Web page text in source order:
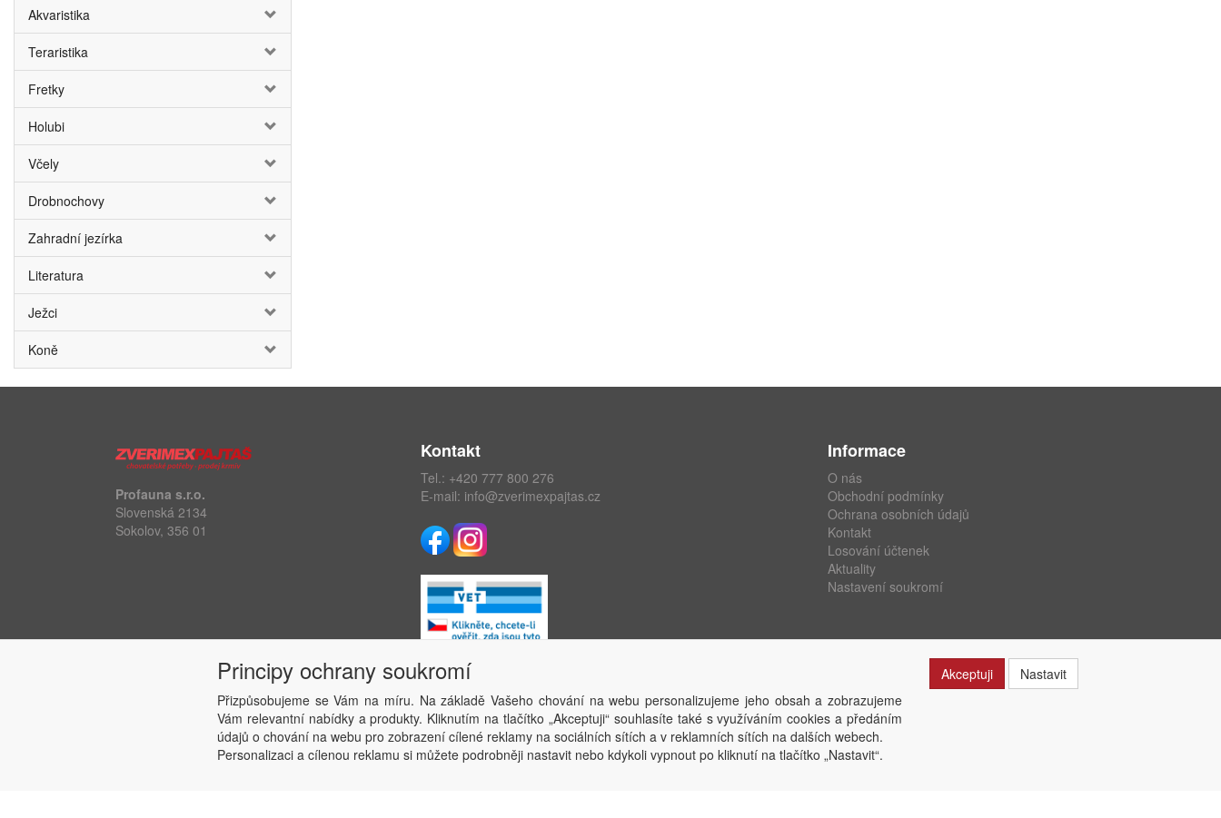
Akvaristika
Teraristika
Fretky
Holubi
Včely
Drobnochovy
Zahradní jezírka
Literatura
Ježci
Koně
Profauna s.r.o.
Slovenská 2134
Sokolov, 356 01
Kontakt
Tel.: +420 777 800 276
E-mail: info@zverimexpajtas.cz
Informace
O nás
Obchodní podmínky
Ochrana osobních údajů
Kontakt
Losování účtenek
Aktuality
Nastavení soukromí
Copyright © ABRA Software a.s. 2020
Principy ochrany soukromí
Přizpůsobujeme se Vám na míru. Na základě Vašeho chování na webu personalizujeme jeho obsah a zobrazujeme
Vám relevantní nabídky a produkty. Kliknutím na tlačítko „Akceptuji“ souhlasíte také s využíváním cookies a předáním
údajů o chování na webu pro zobrazení cílené reklamy na sociálních sítích a v reklamních sítích na dalších webech.
Personalizaci a cílenou reklamu si můžete podrobněji nastavit nebo kdykoli vypnout po kliknutí na tlačítko „Nastavit“.
Akceptuji Nastavit